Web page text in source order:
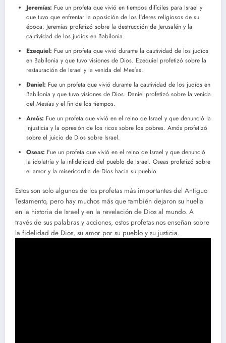
Jeremías: Fue un profeta que vivió en tiempos difíciles para Israel y
que tuvo que enfrentar la oposición de los líderes religiosos de su
época. Jeremías profetizó sobre la destrucción de Jerusalén y la
cautividad de los judíos en Babilonia.
Ezequiel: Fue un profeta que vivió durante la cautividad de los judíos
en Babilonia y que tuvo visiones de Dios. Ezequiel profetizó sobre la
restauración de Israel y la venida del Mesías.
Daniel: Fue un profeta que vivió durante la cautividad de los judíos en
Babilonia y que tuvo visiones de Dios. Daniel profetizó sobre la venida
del Mesías y el fin de los tiempos.
Amós: Fue un profeta que vivió en el reino de Israel y que denunció la
injusticia y la opresión de los ricos sobre los pobres. Amós profetizó
sobre el juicio de Dios sobre Israel.
Oseas: Fue un profeta que vivió en el reino de Israel y que denunció
la idolatría y la infidelidad del pueblo de Israel. Oseas profetizó sobre
el amor y la misericordia de Dios hacia su pueblo.
Estos son solo algunos de los profetas más importantes del Antiguo
Testamento, pero hay muchos más que también dejaron su huella
en la historia de Israel y en la revelación de Dios al mundo. A
través de sus palabras y acciones, estos profetas nos enseñan sobre
la fidelidad de Dios, su amor por su pueblo y su justicia.